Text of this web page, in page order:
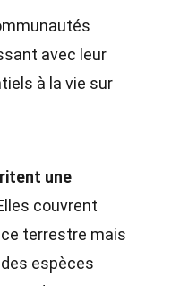
avec leur
à la vie sur
une
couvrent
terrestre mais
espèces